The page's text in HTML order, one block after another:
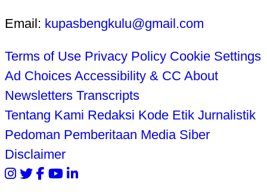
Email: kupasbengkulu@gmail.com
Terms of Use Privacy Policy Cookie Settings
Ad Choices Accessibility & CC About
Newsletters Transcripts
Tentang Kami Redaksi Kode Etik Jurnalistik
Pedoman Pemberitaan Media Siber
Disclaimer